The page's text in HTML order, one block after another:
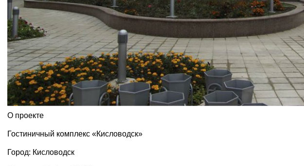
О проекте
Гостиничный комплекс «Кисловодск»
Город: Кисловодск